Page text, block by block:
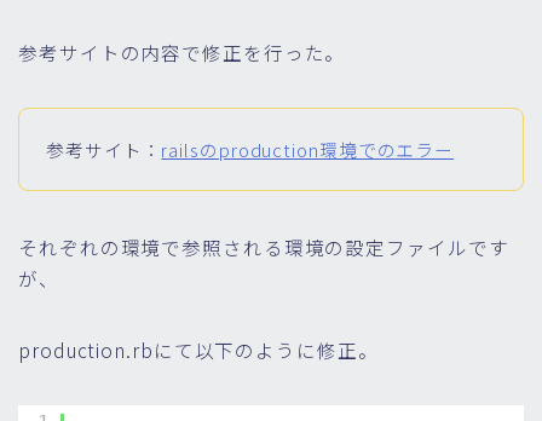
参考サイトの内容で修正を行った。
参考サイト： railsのproduction環境でのエラー
それぞれの環境で参照される環境の設定ファイルです
が、
production.rbにて以下のように修正。